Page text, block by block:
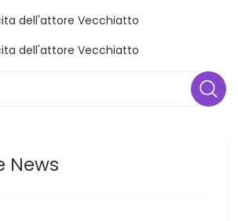
dell'attore Vecchiatto
dell'attore Vecchiatto
News